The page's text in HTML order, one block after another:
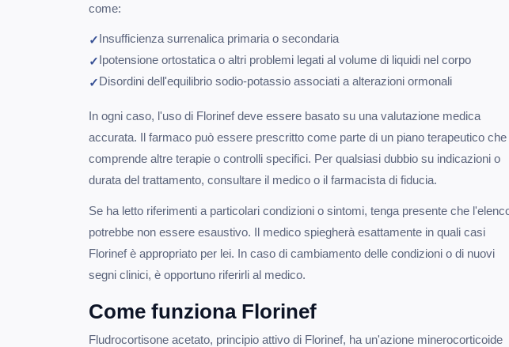
come:
Insufficienza surrenalica primaria o secondaria
Ipotensione ortostatica o altri problemi legati al volume di liquidi nel corpo
Disordini dell'equilibrio sodio-potassio associati a alterazioni ormonali
In ogni caso, l'uso di Florinef deve essere basato su una valutazione medica
accurata. Il farmaco può essere prescritto come parte di un piano terapeutico che
comprende altre terapie o controlli specifici. Per qualsiasi dubbio su indicazioni o
durata del trattamento, consultare il medico o il farmacista di fiducia.
Se ha letto riferimenti a particolari condizioni o sintomi, tenga presente che
potrebbe non essere esaustivo. Il medico spiegherà esattamente in quali casi
Florinef è appropriato per lei. In caso di cambiamento delle condizioni o di nuovi
segni clinici, è opportuno riferirli al medico.
Come funziona Florinef
Fludrocortisone acetato, principio attivo di Florinef, ha un'azione minerocorticoide